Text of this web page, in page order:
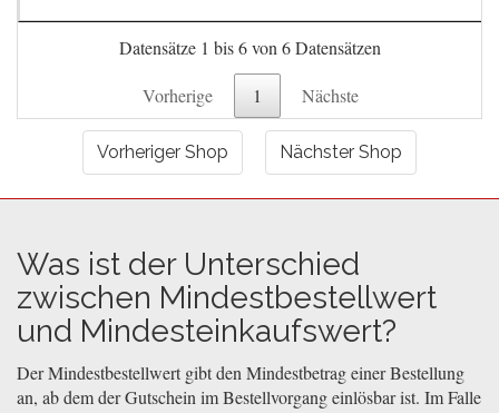
Datensätze 1 bis 6 von 6 Datensätzen
Vorherige 1 Nächste
Vorheriger Shop Nächster Shop
Was ist der Unterschied
zwischen Mindestbestellwert
und Mindesteinkaufswert?
Der Mindestbestellwert gibt den Mindestbetrag einer Bestellung
an, ab dem der Gutschein im Bestellvorgang einlösbar ist. Im Falle